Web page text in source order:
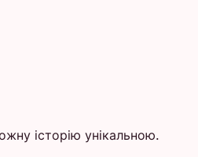
історію унікальною.